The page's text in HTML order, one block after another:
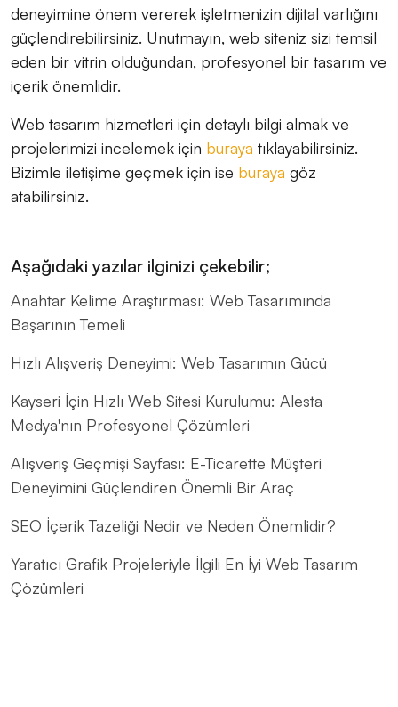
deneyimine önem vererek işletmenizin dijital varlığını
güçlendirebilirsiniz. Unutmayın, web siteniz sizi temsil
eden bir vitrin olduğundan, profesyonel bir tasarım ve
içerik önemlidir.
Web tasarım hizmetleri için detaylı bilgi almak ve
projelerimizi incelemek için buraya tıklayabilirsiniz.
Bizimle iletişime geçmek için ise buraya göz
atabilirsiniz.
Aşağıdaki yazılar ilginizi çekebilir;
Anahtar Kelime Araştırması: Web Tasarımında
Başarının Temeli
Hızlı Alışveriş Deneyimi: Web Tasarımın Gücü
Kayseri İçin Hızlı Web Sitesi Kurulumu: Alesta
Medya'nın Profesyonel Çözümleri
Alışveriş Geçmişi Sayfası: E-Ticarette Müşteri
Deneyimini Güçlendiren Önemli Bir Araç
SEO İçerik Tazeliği Nedir ve Neden Önemlidir?
Yaratıcı Grafik Projeleriyle İlgili En İyi Web Tasarım
Çözümleri